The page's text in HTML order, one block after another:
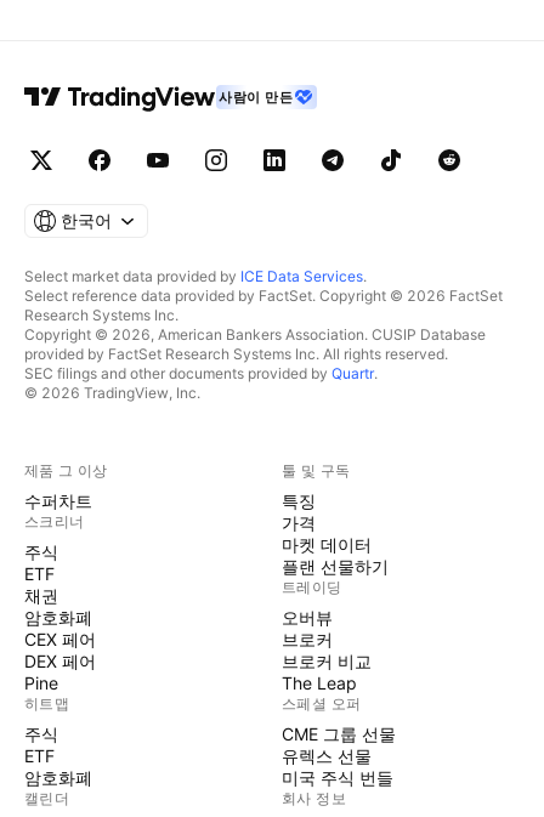
사람이 만든
한국어
Select market data provided by ICE Data Services.
Select reference data provided by FactSet. Copyright © 2026 FactSet
Research Systems Inc.
Copyright © 2026, American Bankers Association. CUSIP Database
provided by FactSet Research Systems Inc. All rights reserved.
SEC filings and other documents provided by Quartr.
© 2026 TradingView, Inc.
제품 그 이상
수퍼차트
스크리너
주식
ETF
채권
암호화폐
CEX 페어
DEX 페어
Pine
히트맵
주식
ETF
암호화폐
캘린더
툴 및 구독
특징
가격
마켓 데이터
플랜 선물하기
트레이딩
오버뷰
브로커
브로커 비교
The Leap
스페셜 오퍼
CME 그룹 선물
유렉스 선물
미국 주식 번들
회사 정보